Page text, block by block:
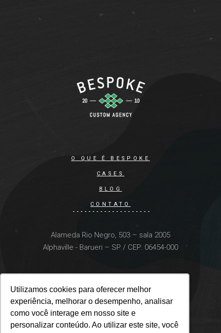
Utilizamos cookies para oferecer melhor
experiência, melhorar o desempenho, analisar
como você interage em nosso site e
personalizar conteúdo. Ao utilizar este site, você
Utilizamos cookies para oferecer melhor
experiência, melhorar o desempenho, analisar
como você interage em nosso site e
personalizar conteúdo. Ao utilizar este site, você
O QUE É BESPOKE
CASES
BLOG
CONTATO
Alameda Rio Negro, 503 – sala 2005
Alphaville - Barueri – SP / CEP: 06454-000